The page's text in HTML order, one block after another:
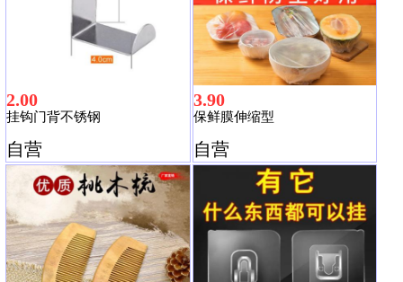
2.00
挂钩门背不锈钢
自营
3.90
保鲜膜伸缩型
自营